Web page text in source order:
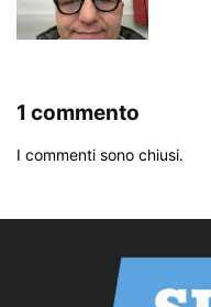
1 commento
I commenti sono chiusi.